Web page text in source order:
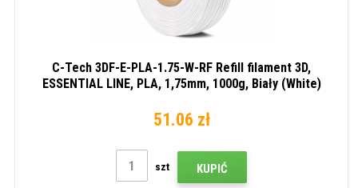
C-Tech 3DF-E-PLA-1.75-W-RF Refill filament 3D,
ESSENTIAL LINE, PLA, 1,75mm, 1000g, Biały (White)
51.06 zł
szt KUPIĆ